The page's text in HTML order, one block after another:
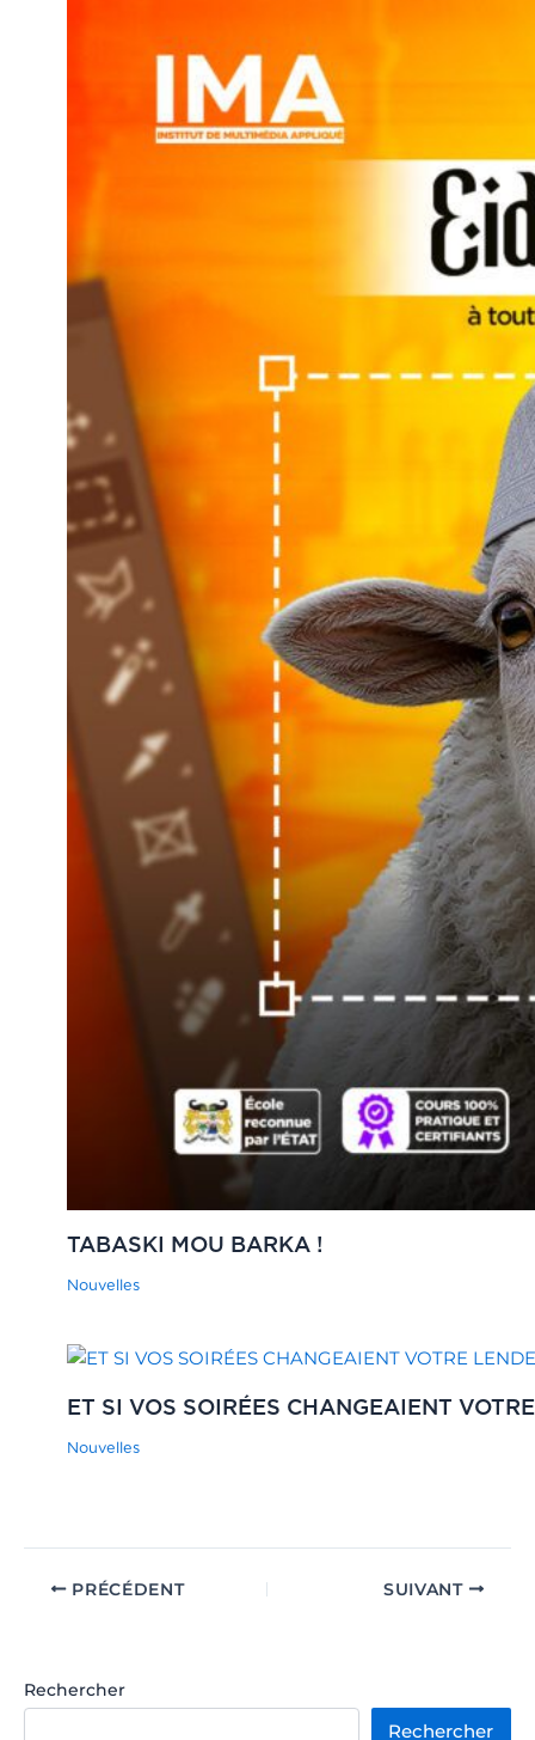
TABASKI MOU BARKA !
Nouvelles
ET SI VOS SOIRÉES CHANGEAIENT
Nouvelles
PRÉCÉDENT SUIVANT
Rechercher
Rechercher